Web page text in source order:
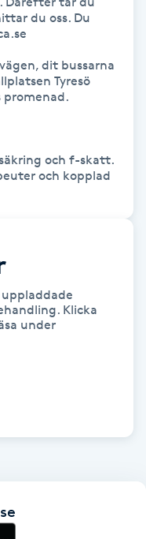
du oss. Du
dit bussarna
Tyresö
promenad.
och f-skatt.
och kopplad
Klicka
under